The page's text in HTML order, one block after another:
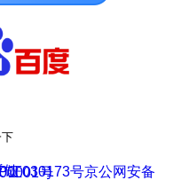
馈
证030173号
号